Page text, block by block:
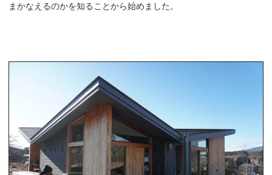
まかなえるのかを知ることから始めました。